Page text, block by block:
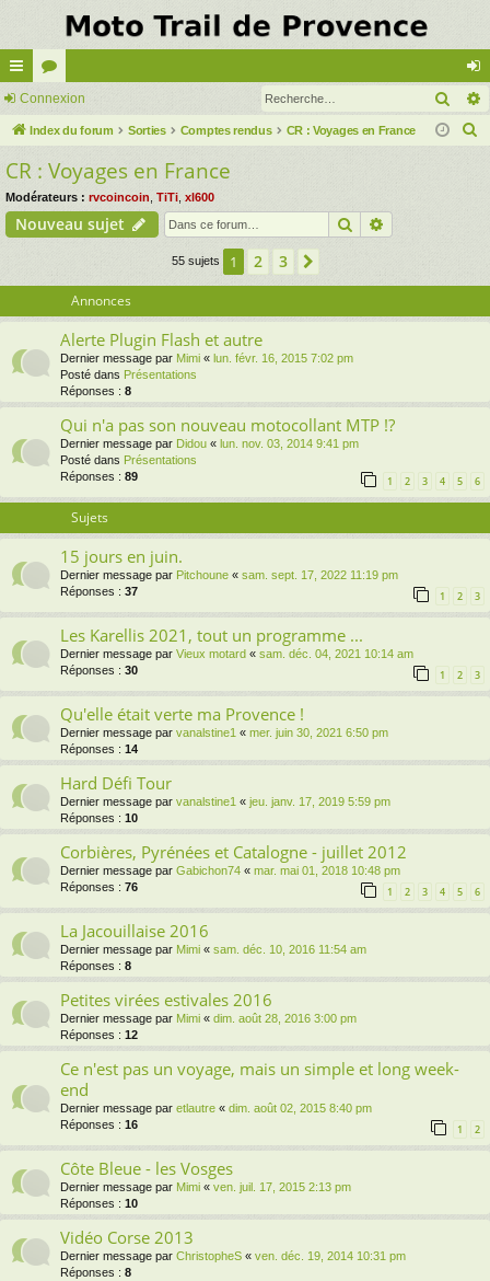
cc
ès
ra
pi
de
or
u
m
s
on
ne
Connexion
Index du forum Sorties Comptes rendus CR : Voyages en France
CR : Voyages en France
Modérateurs : rvcoincoin TiTi xl600
Nouveau sujet Rechercher
55 sujets 1 2 3
Annonces
Alerte Plugin Flash et autre
Dernier message par Mimi « lun. févr. 16, 2015 7:02 pm
Posté dans Présentations
Réponses : 8
Qui n'a pas son nouveau motocollant MTP !?
Dernier message par Didou « lun. nov. 03, 2014 9:41 pm
Posté dans Présentations
Réponses : 89 1 2 3 4 5 6
Sujets
15 jours en juin.
Dernier message par Pitchoune « sam. sept. 17, 2022 11:19 pm
Réponses : 37 1 2 3
Les Karellis 2021, tout un programme ...
Dernier message par Vieux motard « sam. déc. 04, 2021 10:14 am
Réponses : 30 1 2 3
Qu'elle était verte ma Provence !
Dernier message par vanalstine1 « mer. juin 30, 2021 6:50 pm
Réponses : 14
Hard Défi Tour
Dernier message par vanalstine1 « jeu. janv. 17, 2019 5:59 pm
Réponses : 10
Corbières, Pyrénées et Catalogne - juillet 2012
Dernier message par Gabichon74 « mar. mai 01, 2018 10:48 pm
Réponses : 76 1 2 3 4 5 6
La Jacouillaise 2016
Dernier message par Mimi « sam. déc. 10, 2016 11:54 am
Réponses : 8
Petites virées estivales 2016
Dernier message par Mimi « dim. août 28, 2016 3:00 pm
Réponses : 12
Ce n'est pas un voyage, mais un simple et long week-
end
Dernier message par etlautre « dim. août 02, 2015 8:40 pm
Réponses : 16 1 2
Côte Bleue - les Vosges
Dernier message par Mimi « ven. juil. 17, 2015 2:13 pm
Réponses : 10
Vidéo Corse 2013
Dernier message par ChristopheS « ven. déc. 19, 2014 10:31 pm
Réponses : 8